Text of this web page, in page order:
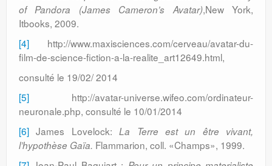
of Pandora (James Cameron’s Avatar),New York,
Itbooks, 2009.
[4] http://www.maxisciences.com/cerveau/avatar-du-
film-de-science-fiction-a-la-realite_art12649.html,
consulté le 19/02/ 2014
[5] http://avatar-universe.wifeo.com/ordinateur-
neuronale.php, consulté le 10/01/2014
[6] James Lovelock:La Terre est un être vivant,
l’hypothèse Gaïa. Flammarion, coll. «Champs», 1999.